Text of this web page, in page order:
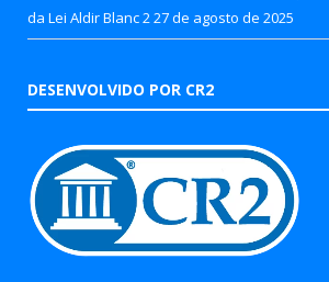
da Lei Aldir Blanc 227 de agosto de 2025
DESENVOLVIDO POR CR2